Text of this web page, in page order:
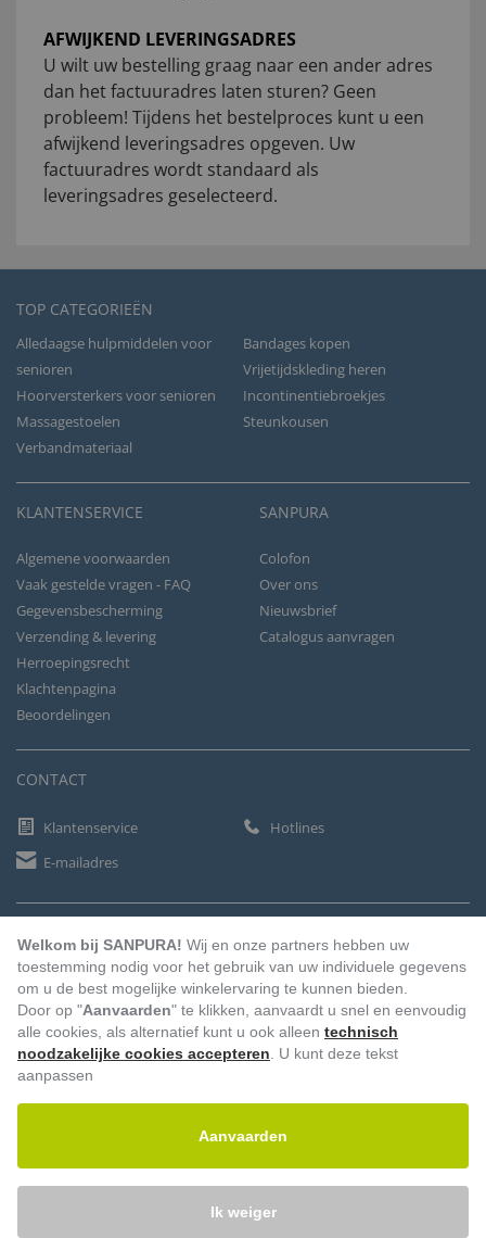
AFWIJKEND LEVERINGSADRES
U wilt uw bestelling graag naar een ander adres
dan het factuuradres laten sturen? Geen
probleem! Tijdens het bestelproces kunt u een
afwijkend leveringsadres opgeven. Uw
factuuradres wordt standaard als
leveringsadres geselecteerd.
TOP CATEGORIEËN
Alledaagse hulpmiddelen voor
senioren
Bandages kopen
Vrijetijdskleding heren
Hoorversterkers voor senioren
Incontinentiebroekjes
Massagestoelen
Steunkousen
Verbandmateriaal
KLANTENSERVICE
Algemene voorwaarden
Vaak gestelde vragen - FAQ
Gegevensbescherming
Verzending & levering
Herroepingsrecht
Klachtenpagina
Beoordelingen
SANPURA
Colofon
Over ons
Nieuwsbrief
Catalogus aanvragen
CONTACT
Klantenservice
Hotlines
E-mailadres
Vooruitbetaling Factuur Automatische afschrijving
Welkom bij SANPURA! Wij en onze partners hebben uw
toestemming nodig voor het gebruik van uw individuele gegevens
om u de best mogelijke winkelervaring te kunnen bieden.
Door op "Aanvaarden" te klikken, aanvaardt u snel en eenvoudig
alle cookies, als alternatief kunt u ook alleen technisch
noodzakelijke cookies accepteren . U kunt deze tekst
aanpassen
Aanvaarden
Ik weiger